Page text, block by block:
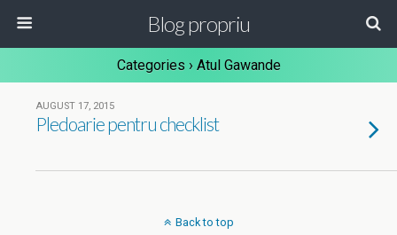
Blog propriu
Categories › Atul Gawande
AUGUST 17, 2015
Pledoarie pentru checklist
Back to top